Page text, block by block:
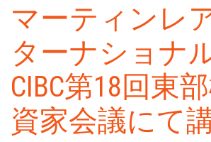
マーティンレ
ターナショナ
CIBC第18回東
資家会議にて